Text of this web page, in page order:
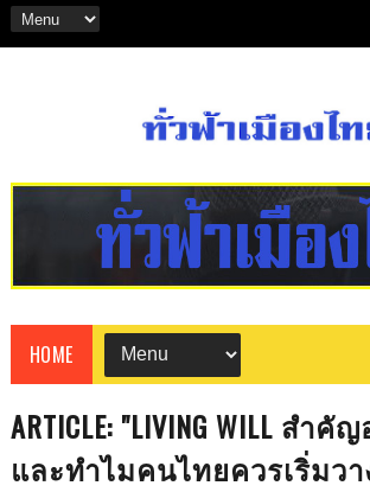
HOME
ARTICLE: "LIVING WILL สำคั
และทำไมคนไทยควรเริ่มว